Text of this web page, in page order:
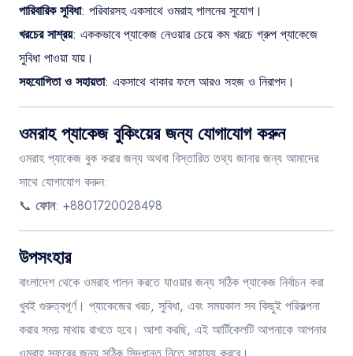
পারিবারিক সুবিধা: পরিবারসহ একসাথে ওমরাহ পালনের সুযোগ।
খরচের সাশ্রয়: এককভাবে প্যাকেজ নেওয়ার চেয়ে কম খরচে গ্রুপ প্যাকেজে
সুবিধা পাওয়া যায়।
সহযোগিতা ও সহায়তা: একসাথে থাকার ফলে আরও সহজ ও নিরাপদ।
ওমরাহ প্যাকেজ বুকিংয়ের জন্য যোগাযোগ করুন
ওমরাহ প্যাকেজ বুক করার জন্য অথবা বিস্তারিত তথ্য জানার জন্য আমাদের
সাথে যোগাযোগ করুন:
📞 ফোন: +8801720028498
উপসংহার
বাংলাদেশ থেকে ওমরাহ পালন করতে যাওয়ার জন্য সঠিক প্যাকেজ নির্বাচন করা
খুবই গুরুত্বপূর্ণ। প্যাকেজের খরচ, সুবিধা, এবং সময়কাল সব কিছুই পরিকল্পনা
করার সময় মাথায় রাখতে হবে। আশা করছি, এই আর্টিকেলটি আপনাকে আপনার